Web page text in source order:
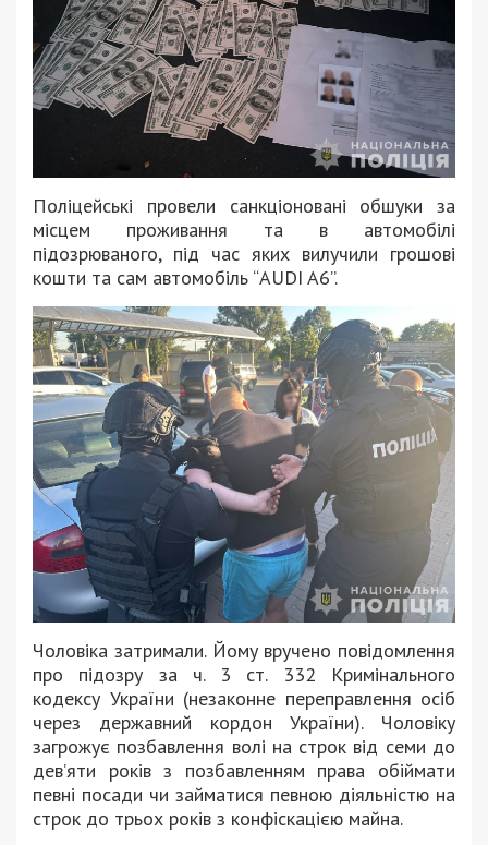
Поліцейські провели санкціоновані обшуки за
місцем проживання та в автомобілі
підозрюваного, під час яких вилучили грошові
кошти та сам автомобіль “АUDI A6”.
Чоловіка затримали. Йому вручено повідомлення
про підозру за ч. 3 ст. 332 Кримінального
кодексу України (незаконне переправлення осіб
через державний кордон України). Чоловіку
загрожує позбавлення волі на строк від семи до
дев’яти років з позбавленням права обіймати
певні посади чи займатися певною діяльністю на
строк до трьох років з конфіскацією майна.